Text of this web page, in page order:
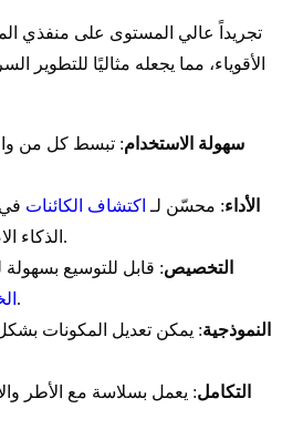
الأقوياء، مما يجعله مثاليًا للتطوير
سهولة الاستخدام: تبسط كل من
الأداء: محسّن لـ اكتشاف الكائنات
الذكاء الاصطناعي للرؤية المختلفة.
التخصيص: قابل للتوسيع
، ومحملات البيانات.
النموذجية: يمكن تعديل المكونات
التكامل: يعمل بسلاسة مع الأطر